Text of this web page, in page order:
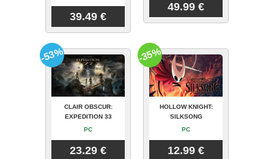
39.49 €
49.99 €
CLAIR OBSCUR:
EXPEDITION 33
PC
23.29 €
-53%
HOLLOW KNIGHT:
SILKSONG
PC
12.99 €
-35%